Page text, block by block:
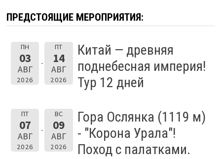
ПРЕДСТОЯЩИЕ МЕРОПРИЯТИЯ:
ПН
03
АВГ
2026
ПТ
14
АВГ
2026
Китай — древняя
поднебесная империя!
Тур 12 дней
ПТ
07
АВГ
2026
ВС
09
АВГ
2026
Гора Ослянка (1119 м)
- "Корона Урала"!
Поход с палатками.